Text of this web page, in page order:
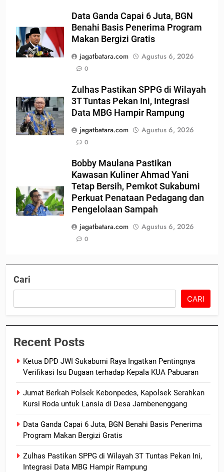
Data Ganda Capai 6 Juta, BGN
Benahi Basis Penerima Program
Makan Bergizi Gratis
jagatbatara.com
Agustus 6, 2026
0
Zulhas Pastikan SPPG di Wilayah
3T Tuntas Pekan Ini, Integrasi
Data MBG Hampir Rampung
jagatbatara.com
Agustus 6, 2026
0
Bobby Maulana Pastikan
Kawasan Kuliner Ahmad Yani
Tetap Bersih, Pemkot Sukabumi
Perkuat Penataan Pedagang dan
Pengelolaan Sampah
jagatbatara.com
Agustus 6, 2026
0
Cari
CARI
Recent Posts
Ketua DPD JWI Sukabumi Raya Ingatkan Pentingnya
Verifikasi Isu Dugaan terhadap Kepala KUA Pabuaran
Jumat Berkah Polsek Kebonpedes, Kapolsek Serahkan
Kursi Roda untuk Lansia di Desa Jambenenggang
Data Ganda Capai 6 Juta, BGN Benahi Basis Penerima
Program Makan Bergizi Gratis
Zulhas Pastikan SPPG di Wilayah 3T Tuntas Pekan Ini,
Integrasi Data MBG Hampir Rampung